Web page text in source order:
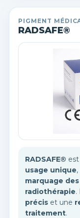
PIGMENT
RADSAFE®
RADSAFE®
usage unique
marquage
radiothérapie.
précis et une
traitement.